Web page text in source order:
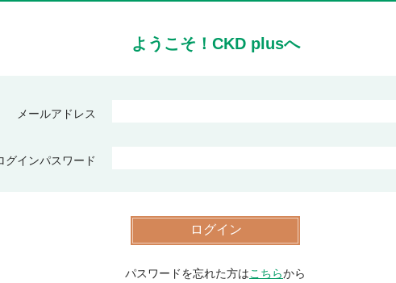
ようこそ！CKD plusへ
メールアドレス
グインパスワード
パスワードを忘れた方はこちらから